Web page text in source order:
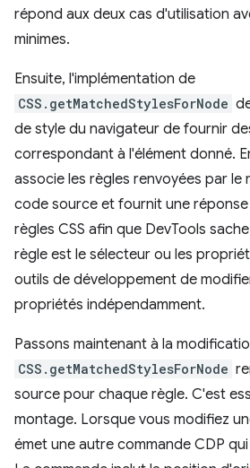
répond aux deux cas d'utilisation
minimes.
Ensuite, l'implémentation de
CSS.getMatchedStylesForNode
de style du navigateur de fournir
correspondant à l'élément donné.
associe les règles renvoyées par le
code source et fournit une
règles CSS afin que DevTools
règle est le sélecteur ou les
outils de développement de
propriétés indépendamment.
Passons maintenant à la
CSS.getMatchedStylesForNode
source pour chaque règle. C'est
montage. Lorsque vous modifiez
émet une autre commande CDP